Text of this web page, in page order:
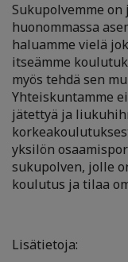
Sukupolvemme
huonommassa
haluamme vielä
itseämme
myös tehdä sen
Yhteiskuntamme
jätettyä ja
yksilön
sukupolven, jolle
koulutus ja tilaa
Lisätietoja: